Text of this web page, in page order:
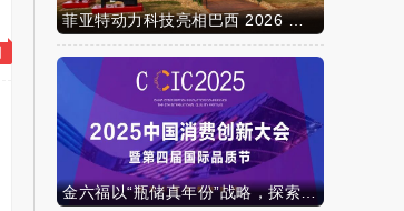
菲亚特动力科技亮相巴西 2026 年农业展，动力技术提升到新高度
金六福以“瓶储真年份”战略，探索白酒行业价值新范式